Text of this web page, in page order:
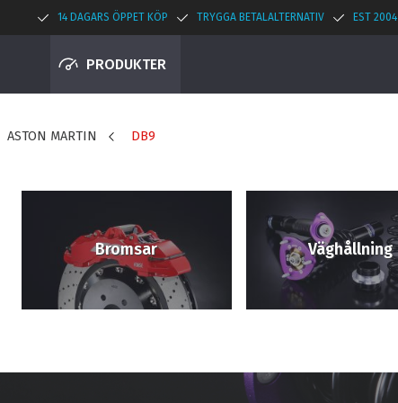
14 DAGARS ÖPPET KÖP TRYGGA BETALALTERNATIV EST 2004
PRODUKTER
ASTON MARTIN DB9
Bromsar Väghållning